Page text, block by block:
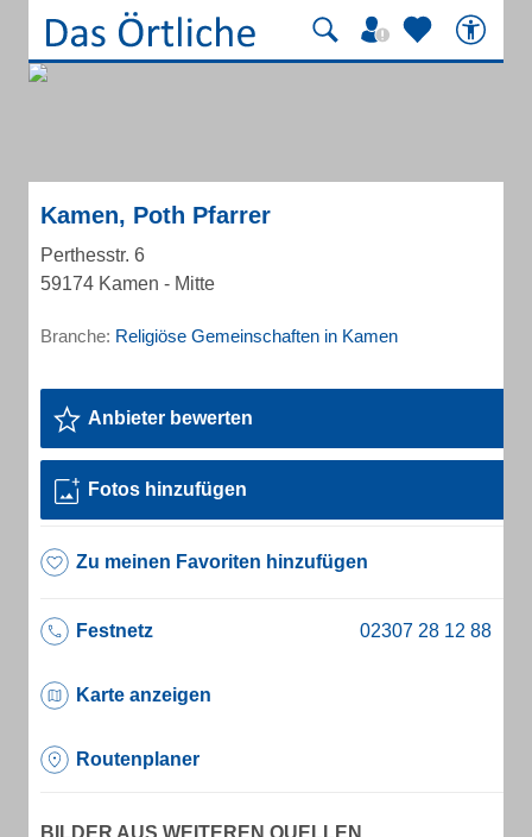
Kamen, Poth Pfarrer
Perthesstr. 6
59174 Kamen - Mitte
Branche: Religiöse Gemeinschaften in Kamen
Anbieter bewerten
Fotos hinzufügen
Zu meinen Favoriten hinzufügen
Festnetz
Karte anzeigen
Routenplaner
BILDER AUS WEITEREN QUELLEN